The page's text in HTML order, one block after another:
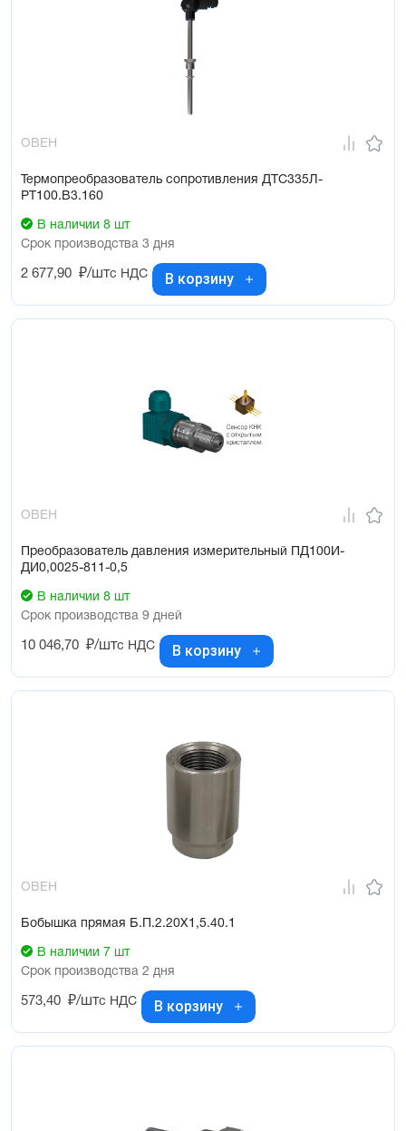
ОВЕН
Термопреобразователь сопротивления ДТС335Л-
РТ100.В3.160
В наличии 8 шт
Срок производства 3 дня
2 677,90 ₽/штс НДС В корзину
ОВЕН
Преобразователь давления измерительный ПД100И-
ДИ0,0025-811-0,5
В наличии 8 шт
Срок производства 9 дней
10 046,70 ₽/штс НДС В корзину
ОВЕН
Бобышка прямая Б.П.2.20Х1,5.40.1
В наличии 7 шт
Срок производства 2 дня
573,40 ₽/штс НДС В корзину